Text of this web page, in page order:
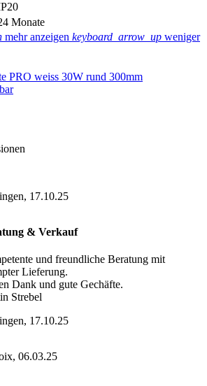
Monate
mehr anzeigen keyboard_arrow_up weniger
PRO weiss 30W rund 300mm
17.10.25
& Verkauf
und freundliche Beratung mit
Lieferung.
Dank und gute Gechäfte.
Strebel
17.10.25
06.03.25